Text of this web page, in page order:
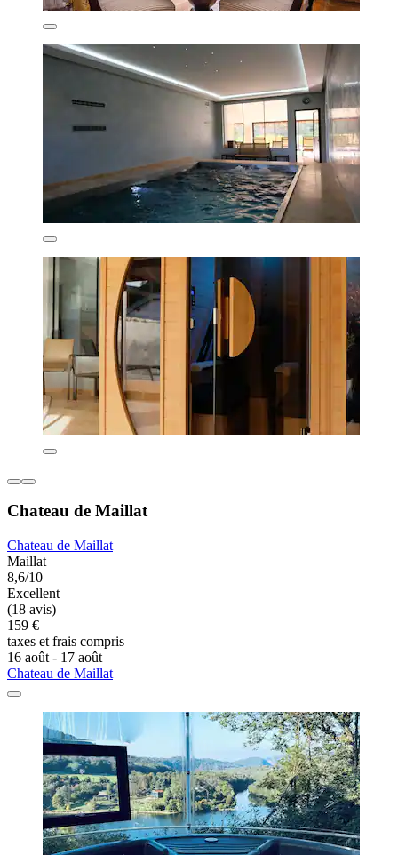
Chateau de Maillat
Chateau de Maillat
Maillat
8,6/10
Excellent
(18 avis)
159 €
taxes et frais compris
16 août - 17 août
Chateau de Maillat